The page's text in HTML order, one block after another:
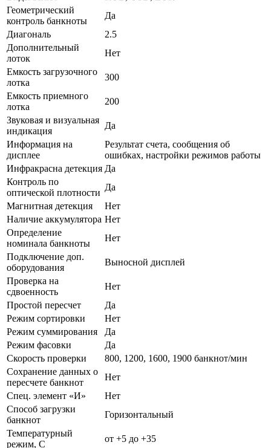
Геометрический
контроль банкноты
Да
Диагональ
2.5
Дополнительный
лоток
Нет
Емкость загрузочного
лотка
300
Емкость приемного
лотка
200
Звуковая и визуальная
индикация
Да
Информация на
дисплее
Результат счета, сообщения об
ошибках, настройки режимов работы
Инфракрасна детекция Да
Контроль по
оптической плотности
Да
Магнитная детекция
Нет
Наличие аккумулятора Нет
Определение
номинала банкноты
Нет
Подключение доп.
оборудования
Выносной дисплей
Проверка на
сдвоенность
Нет
Простой пересчет
Да
Режим сортировки
Нет
Режим суммирования
Да
Режим фасовки
Да
Скорость проверки
800, 1200, 1600, 1900 банкнот/мин
Сохранение данных о
пересчете банкнот
Нет
Спец. элемент «И»
Нет
Способ загрузки
банкнот
Горизонтальный
Температурный
режим, С
от +5 до +35